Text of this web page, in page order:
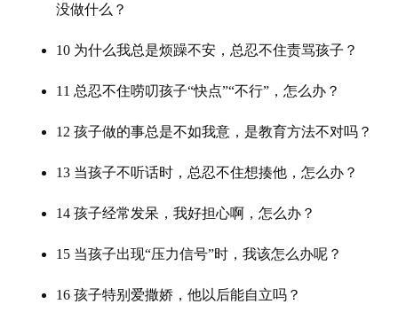
没做什么？
10 为什么我总是烦躁不安，总忍不住责骂孩子？
11 总忍不住唠叨孩子“快点”“不行”，怎么办？
12 孩子做的事总是不如我意，是教育方法不对吗？
13 当孩子不听话时，总忍不住想揍他，怎么办？
14 孩子经常发呆，我好担心啊，怎么办？
15 当孩子出现“压力信号”时，我该怎么办呢？
16 孩子特别爱撒娇，他以后能自立吗？